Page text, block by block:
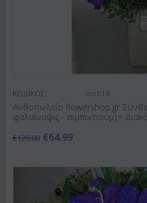
ΚΩΔΙΚΟΣ: orch18
Ανθοπωλείο flowershop.gr
φαλαίνοψις - σιμπιντιουμ)+
€120.00 €64.99